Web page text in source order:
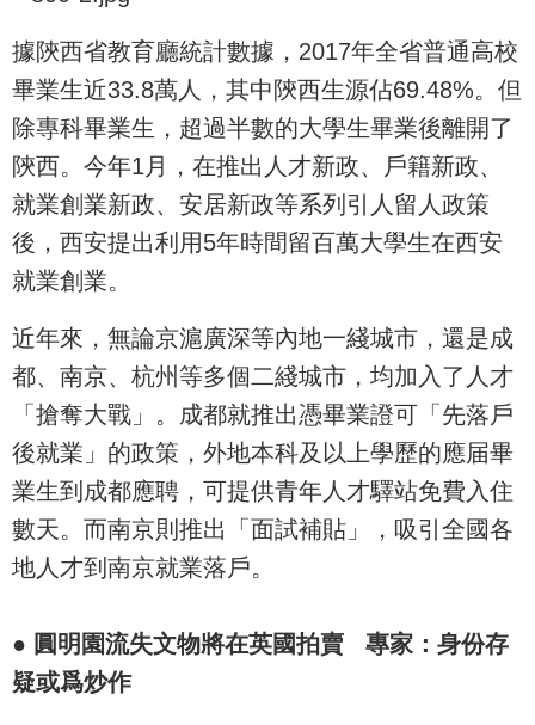
據陝西省教育廳統計數據，2017年全省普通高校
畢業生近33.8萬人，其中陝西生源佔69.48%。但
除專科畢業生，超過半數的大學生畢業後離開了
陝西。今年1月，在推出人才新政、戶籍新政、
就業創業新政、安居新政等系列引人留人政策
後，西安提出利用5年時間留百萬大學生在西安
就業創業。
近年來，無論京滬廣深等內地一綫城市，還是成
都、南京、杭州等多個二綫城市，均加入了人才
「搶奪大戰」。成都就推出憑畢業證可「先落戶
後就業」的政策，外地本科及以上學歷的應届畢
業生到成都應聘，可提供青年人才驛站免費入住
數天。而南京則推出「面試補貼」，吸引全國各
地人才到南京就業落戶。
● 圓明園流失文物將在英國拍賣 專家：身份存
疑或爲炒作